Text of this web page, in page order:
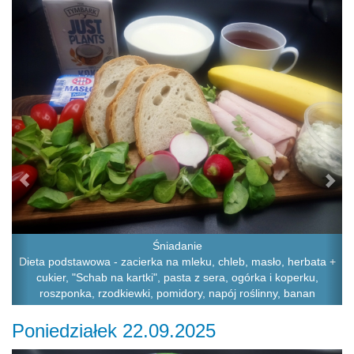
Śniadanie
Dieta podstawowa - zacierka na mleku, chleb, masło, herbata +
cukier, "Schab na kartki", pasta z sera, ogórka i koperku,
roszponka, rzodkiewki, pomidory, napój roślinny, banan
Poniedziałek 22.09.2025